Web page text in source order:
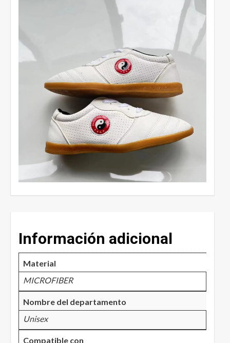
Información adicional
Material
MICROFIBER
Nombre del departamento
Unisex
Compatible con